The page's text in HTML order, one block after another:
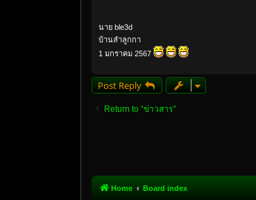
นาย ble3d
บ้านลำลูกกา
1 มกราคม 2567
Post Reply
Return to “ข่าวสาร”
Home Board index